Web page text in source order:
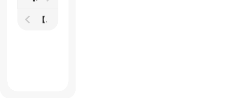
【Judo（柔道）】『カラテカ』を彷彿とさせるレトログラフィックのシンプルな格闘ゲーム